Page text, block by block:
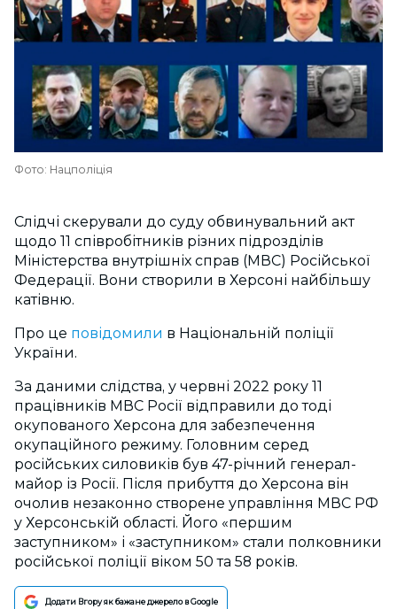
Фото: Нацполіція
Слідчі скерували до суду обвинувальний акт
щодо 11 співробітників різних підрозділів
Міністерства внутрішніх справ (МВС) Російської
Федерації. Вони створили в Херсоні найбільшу
катівню.
Про це повідомили в Національній поліції
України.
За даними слідства, у червні 2022 року 11
працівників МВС Росії відправили до тоді
окупованого Херсона для забезпечення
окупаційного режиму. Головним серед
російських силовиків був 47-річний генерал-
майор із Росії. Після прибуття до Херсона він
очолив незаконно створене управління МВС РФ
у Херсонській області. Його «першим
заступником» і «заступником» стали полковники
російської поліції віком 50 та 58 років.
Додати Вгору як бажане джерело в Google